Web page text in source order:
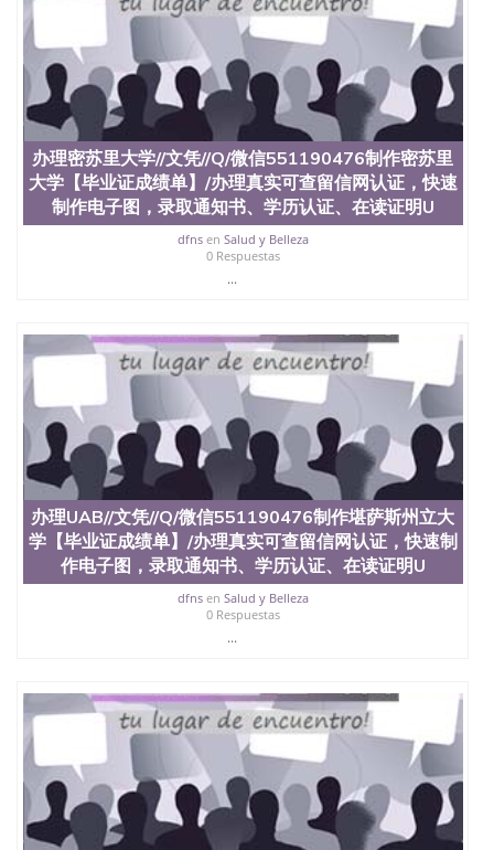
位、声誉、实习机会和影响力的高等教育机构，并获
誉为美国本科教育质量的核心代表。其计算机系与会
计系更是在当今美国大学教学排名中表现优异。其毕
业生大多可以在其所处地域的世界硅谷中心得到工作
机会。许多硅谷公司甚至在学生大三和大四的学期提
供许多相应科系的实习机会。无论是加州大学系统
(UC)，还是加州州立大学系统(CSU), 圣何塞州立大学
都占据着加州所有大学中的地理位置。 圣何塞州立大
学座落于硅谷(Silicon Valley), 于附近的旧金山-圣何塞
地区为全美的重要科技中心。约有学生三万人，超过
134种学士学科和65个硕士学科，并有来自世界60余
国的学生来此就读。其有名的科系如计算机科学，电
子工程学，工商管理学，艺术设计，和航空学等，深
受性肯定及好评；而各种大学部和研究所的商学课程
定金下单； 3、公司确认到账转制作点做电子图；
4、电子图做好发给客户确认； 5、电子图确认好转成
品部做成品； 6、成品做好拍照或者视频确认再付余
款； 7、快递给客户（国内顺丰，国外DHL）。 三、
真实网上可查的证明材料 1、教育部学历学位认证，
留服真实存档可查，存档。 2、留学回国人员证明
（使馆认证），使馆网站真实存档可查。 3、留信网
真实可查认证办理，存档可查，终身受用。 四、办理
流程农业科学院、艺术与建筑学院、商学院、交流学
院、地球及物质科学院、教育学院、工程学院、健康
与人类发展学院、信息工程与科学学院、人文学院、
护理学院、科学学院等。学校的教育学院排名在全美
前十名，工学院排名在前十五名，且继续攀升中。纽
约大学为学生们提供本科、硕士及博士学位。学校的
专业课程包括：会计学、MBA、财务、教育、建筑工
制、历史、电气工程、生物工程、建筑设计、工商管
理、材料科学、机械工程、航天工程、土木工程、数
学、化学、英语、社会科学、心理学、戏剧、市场营
销、机械工程、计算机科学、物理学、人工智能、商
科、金融专业 1、客户提供相关材料，确定客户办理
信息，给出操作方案； 2、补充毕业证成绩单等相关
材料； 3、留服注册申请账号，付定金； 4、预约递
办理密苏里大学//文凭//Q/微信551190476制作密苏里
大学【毕业证成绩单】/办理真实可查留信网认证，快速
制作电子图，录取通知书、学历认证、在读证明U
dfnsen Salud y Belleza
0 Respuestas
...
办理UAB//文凭//Q/微信551190476制作堪萨斯州立大
学【毕业证成绩单】/办理真实可查留信网认证，快速制
作电子图，录取通知书、学历认证、在读证明U
dfnsen Salud y Belleza
0 Respuestas
...